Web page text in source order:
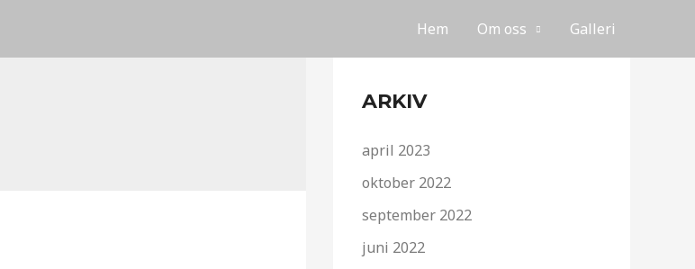
Hem Om oss Galleri
ARKIV
april 2023
oktober 2022
september 2022
juni 2022